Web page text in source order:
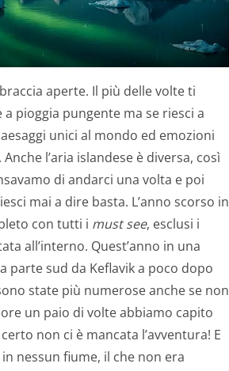
aperte. Il più delle volte ti
pioggia pungente ma se riesci a
unici al mondo ed emozioni
l’aria islandese è diversa, così
di andarci una volta e poi
mai a dire basta. L’anno scorso in
con tutti i must see, esclusi i
all’interno. Quest’anno in una
parte sud da Keflavik a poco dopo
state più numerose anche se non
un paio di volte abbiamo capito
non ci è mancata l’avventura! E
nessun fiume, il che non era